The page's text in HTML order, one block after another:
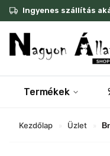
Skip
to
content
Ingyenes szállítás
Termékek
Kezdőlap Üzlet